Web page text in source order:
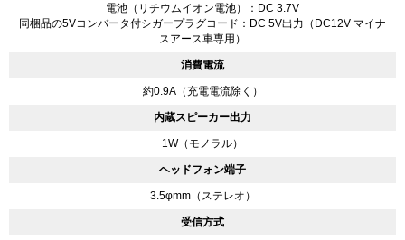
電池（リチウムイオン電池）：DC 3.7V
同梱品の5Vコンバータ付シガープラグコード：DC 5V出力（DC12V マイナ
スアース車専用）
消費電流
約0.9A（充電電流除く）
内蔵スピーカー出力
1W（モノラル）
ヘッドフォン端子
3.5φmm（ステレオ）
受信方式